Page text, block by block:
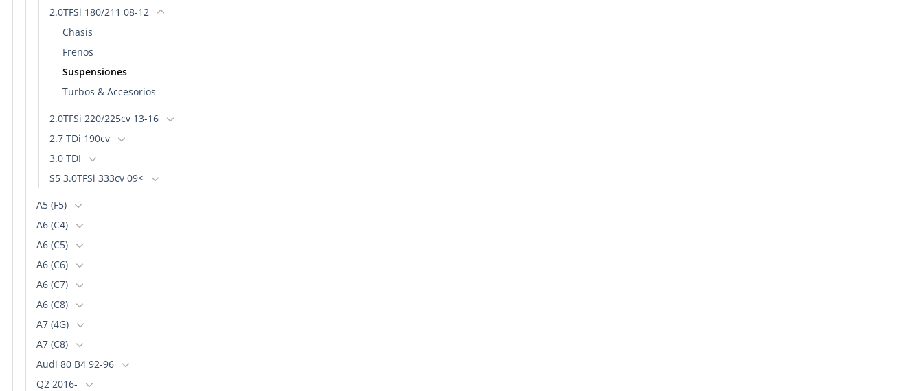
2.0TFSi 180/211 08-12
Chasis
Frenos
Suspensiones
Turbos & Accesorios
2.0TFSi 220/225cv 13-16
2.7 TDi 190cv
3.0 TDI
S5 3.0TFSi 333cv 09<
A5 (F5)
A6 (C4)
A6 (C5)
A6 (C6)
A6 (C7)
A6 (C8)
A7 (4G)
A7 (C8)
Audi 80 B4 92-96
Q2 2016-